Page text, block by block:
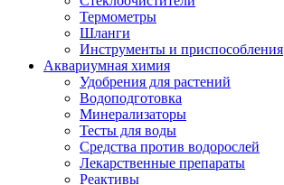
Термометры
Шланги
Инструменты и приспособления
Аквариумная химия
Удобрения для растений
Водоподготовка
Минерализаторы
Тесты для воды
Средства против водорослей
Лекарственные препараты
Реактивы